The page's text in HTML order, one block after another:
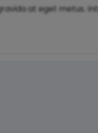
at eget metus.